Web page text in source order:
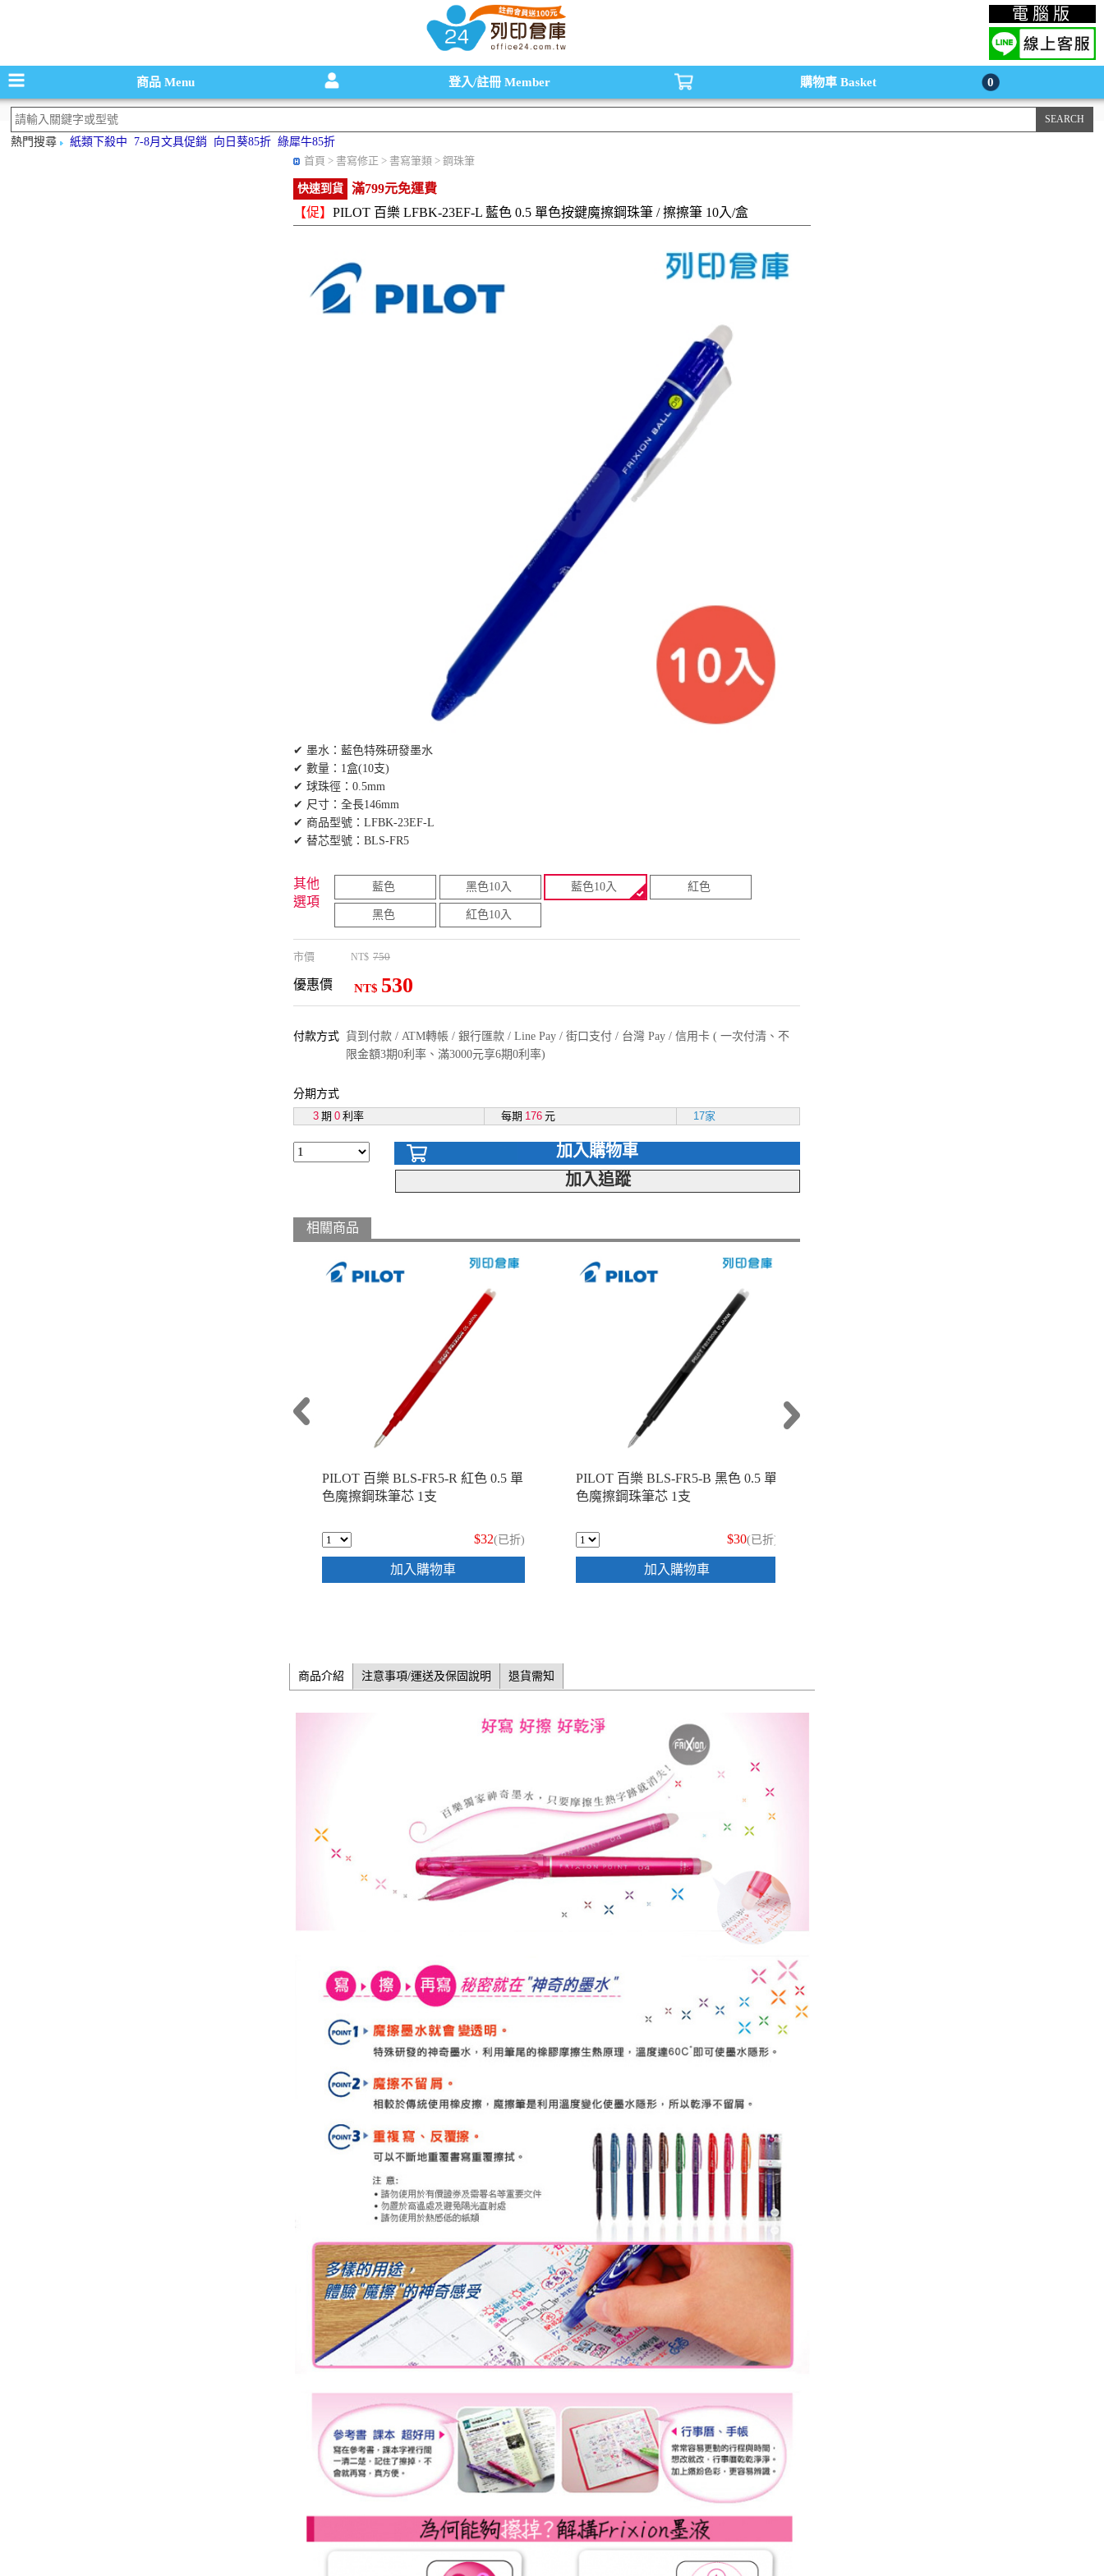
碳粉匣，墨水匣,原廠碳粉匣，副廠碳粉匣，環保碳粉匣,連續供墨印表機-office24列印倉庫線上購物手機版 電腦版
商品Menu 登入/註冊 Member 購物車 Basket 0
熱門搜尋 紙類下殺中 7-8月文具促銷 向日葵85折 綠犀牛85折
首頁 > 書寫修正 > 書寫筆類 > 鋼珠筆
快速到貨
滿799元免運費
【促】 PILOT 百樂 LFBK-23EF-L 藍色 0.5 單色按鍵魔擦鋼珠筆 / 擦擦筆 10入/盒
✔ 墨水：藍色特殊研發墨水
✔ 數量：1盒(10支)
✔ 球珠徑：0.5mm
✔ 尺寸：全長146mm
✔ 商品型號：LFBK-23EF-L
✔ 替芯型號：BLS-FR5
其他
選項
藍色 黑色10入 藍色10入 紅色
黑色 紅色10入
市價 NT$ 750
優惠價 NT$ 530
付款方式 貨到付款 / ATM轉帳 / 銀行匯款 / Line Pay / 街口支付 / 台灣 Pay / 信用卡 ( 一次付清、不
限金額3期0利率、滿3000元享6期0利率)
分期方式
3 期 0 利率 每期 176 元 17家
加入購物車
加入追蹤
相關商品
PILOT 百樂 BLS-FR5-R 紅色 0.5 單
色魔擦鋼珠筆芯 1支
$32(已折)
加入購物車
PILOT 百樂 BLS-FR5-B 黑色 0.5 單
色魔擦鋼珠筆芯 1支
$30(已折)
加入購物車
商品介紹 注意事項/運送及保固說明 退貨需知